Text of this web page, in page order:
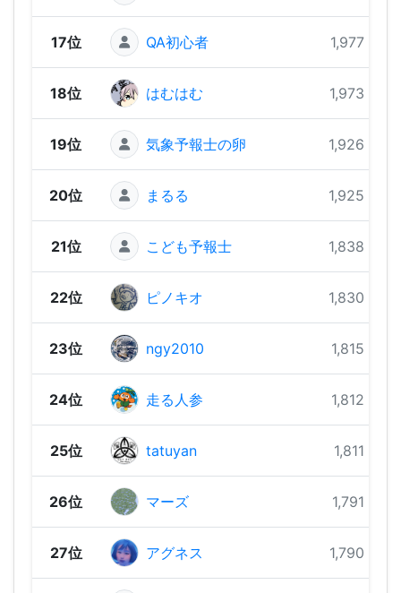
17位 QA初心者 1,977 pts
18位 はむはむ 1,973 pts
19位 気象予報士の卵 1,926 pts
20位 まるる 1,925 pts
21位 こども予報士 1,838 pts
22位 ピノキオ 1,830 pts
23位 ngy2010 1,815 pts
24位 走る人参 1,812 pts
25位 tatuyan 1,811 pts
26位 マーズ 1,791 pts
27位 アグネス 1,790 pts